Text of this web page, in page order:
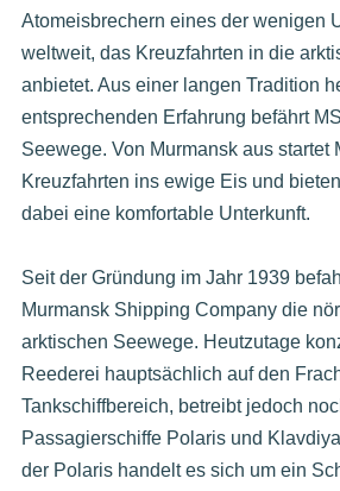
Atomeisbrechern eines der wenigen
weltweit, das Kreuzfahrten in die
anbietet. Aus einer langen Tradition
entsprechenden Erfahrung befährt
Seewege. Von Murmansk aus startet
Kreuzfahrten ins ewige Eis und
dabei eine komfortable Unterkunft.
Seit der Gründung im Jahr 1939
Murmansk Shipping Company die
arktischen Seewege. Heutzutage
Reederei hauptsächlich auf den
Tankschiffbereich, betreibt jedoch
Passagierschiffe Polaris und
der Polaris handelt es sich um ein